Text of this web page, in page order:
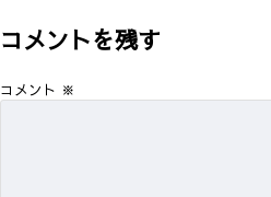
コメントを残す
コメント ※